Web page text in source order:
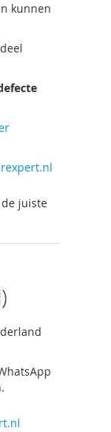
kunnen
juiste